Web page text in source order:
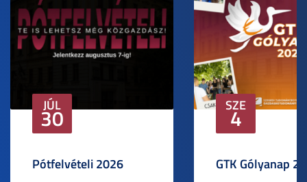
JÚL
30
Pótfelvételi 2026
SZE
4
GTK Gólyanap